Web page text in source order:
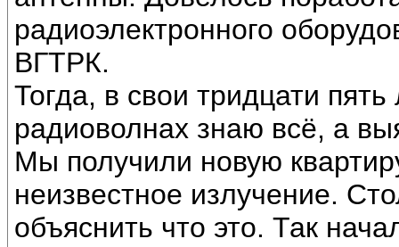
радиоэлектронного
ВГТРК.
Тогда, в свои тридцати
радиоволнах знаю всё, а
Мы получили новую
неизвестное излучение.
объяснить что это. Так